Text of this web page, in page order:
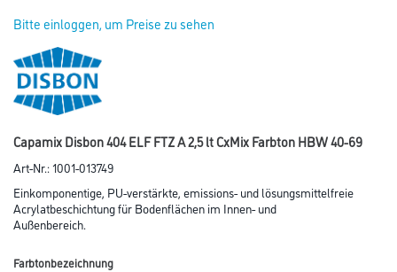
Bitte einloggen, um Preise zu sehen
Capamix Disbon 404 ELF FTZ A 2,5 lt CxMix Farbton HBW 40-69
Art-Nr.:1001-013749
Einkomponentige, PU-verstärkte, emissions- und lösungsmittelfreie
Acrylatbeschichtung für Bodenflächen im Innen- und
Außenbereich.
Farbtonbezeichnung